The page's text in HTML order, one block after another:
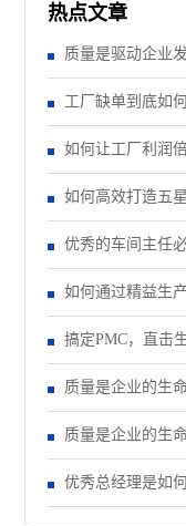
热点文章
质量是驱动企业
工厂缺单到底如
如何让工厂利润
如何高效打造五
优秀的车间主任
如何通过精益生
搞定PMC，直击
质量是企业的生
质量是企业的生
优秀总经理是如